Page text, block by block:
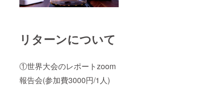
リターンについて
①世界大会のレポートzoom
報告会(参加費3000円/1人)